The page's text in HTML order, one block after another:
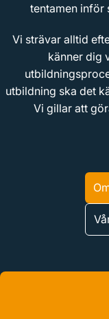
tentamen inför
Vi strävar alltid
känner dig
utbildning ska det
Vi gillar att